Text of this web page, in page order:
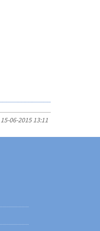
15-06-2015 13:11